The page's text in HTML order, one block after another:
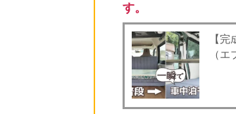
す。
【
（